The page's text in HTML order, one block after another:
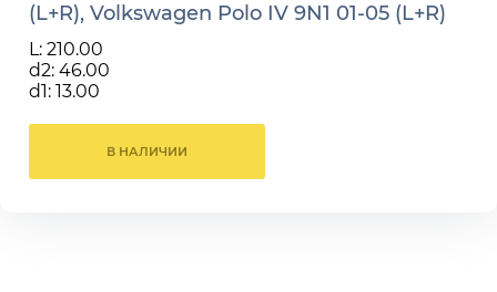
(L+R), Volkswagen Polo IV 9N1 01-05 (L+R)
L: 210.00
d2: 46.00
d1: 13.00
В НАЛИЧИИ